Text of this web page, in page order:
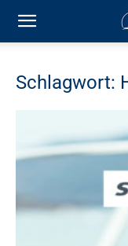
Schlagwort: